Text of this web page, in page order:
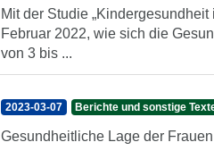
Mit der Studie
Februar 2022, wie sich die
von 3 bis ...
2023-03-07 Berichte und sonstige
Gesundheitliche Lage der